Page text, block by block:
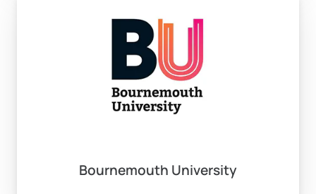
başvurunuzun değerlendirilmeye alınabilmesi için
büyük önem taşır. UCAS ile yaptığınız başvurularda, her
aday bireysel olarak değerlendirilir ve bu süreç sizin
için oldukça rekabetçi olabilir.
Ayrıca, clearing dönemi olarak bilinen ek başvuru
üniversitelerle iletişime geçebilirsiniz.
Bournemouth University